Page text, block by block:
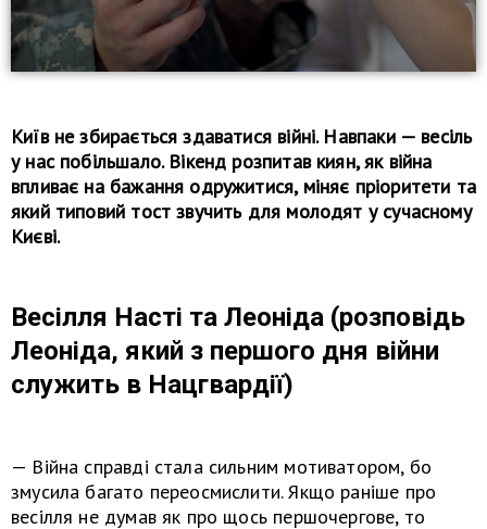
Київ не збирається здаватися війні. Навпаки — весіль
у нас побільшало. Вікенд розпитав киян, як війна
впливає на бажання одружитися, міняє пріоритети та
який типовий тост звучить для молодят у сучасному
Києві.
Весілля Насті та Леоніда (розповідь
Леоніда, який з першого дня війни
служить в Нацгвардії)
— Війна справді стала сильним мотиватором, бо
змусила багато переосмислити. Якщо раніше про
весілля не думав як про щось першочергове, то